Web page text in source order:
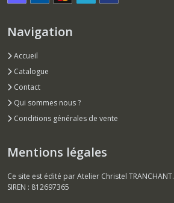
Navigation
Accueil
Catalogue
Contact
Qui sommes nous ?
Conditions générales de vente
Mentions légales
Ce site est édité par Atelier Christel TRANCHANT.
SIREN : 812697365